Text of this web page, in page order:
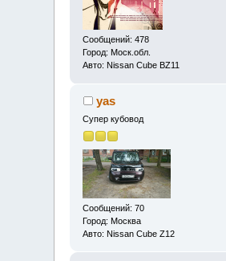
Сообщений: 478
Город: Моск.обл.
Авто: Nissan Cube BZ11
yas
Супер кубовод
Сообщений: 70
Город: Москва
Авто: Nissan Cube Z12